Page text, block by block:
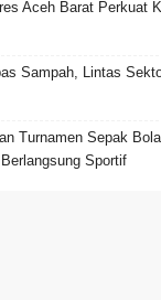
Aceh Barat Perkuat
Sampah, Lintas
Turnamen Sepak
Sportif